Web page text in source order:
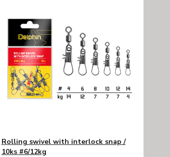
Rolling swivel with interlock snap /
10ks #6/12kg